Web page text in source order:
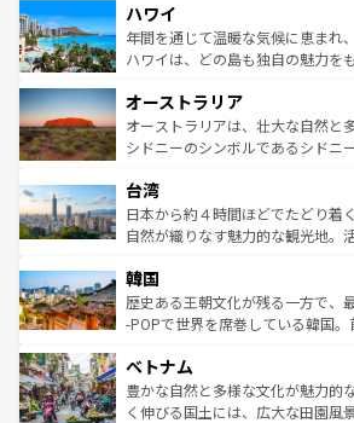
ば市内交通費無料で観光を楽しむことも
着のスイス情報はコンテンツ一覧
のような巨大都市は、観光、ショ
ンメントが詰まった刺激的なスポ
西部には大自然が広がり、グラン
部のニューオーリンズでは、音楽
文化が魅力。旅行者はアメリカの
しみながら、その多様性と豊かな
ならではの贅沢な旅のスタイルだ。 なお、新着のアメリカ
情報はコンテンツ一覧を参照して
ハワイ
年間を通じて温暖な気候に恵まれ
ハワイは、どの島も独自の魅力を
ワイ島は見逃せない。また、定番
島だが、静かな自然を求めるなら
おすすめ。エメラルドグリーンに
れるおもてなしの心で訪れる人々
人々、おいしいローカルフードや
ク、伝統的なフラダンスなど、す
ワイを、存分に味わってほしい。 なお、新着のハワイ情報
はコンテンツ一覧を参照してほし
オーストラリア
オーストラリアは、壮大な自然と
シドニーのシンボルであるシドニ
リアリーフや大陸中央部にそびえ
ク）、タスマニアの美しい原生林
ど、見どころがたくさん。また、
いる。アクティビティも充実して
ビング、ハイキングなど、アウト
い。オーストラリアの多彩な魅力
参照してほしい。
台湾
日本から約４時間ほどでたどり着
自然が織りなす魅力的な観光地。
ン）、静ひつな山岳地帯である台
と山間の静けさが共存しており、
驚きをもたらしてくれる。また、
容にもいいと評判のスイーツなど
が味わえる。 なお、新着の台湾
照してほしい。
韓国
歴史ある王朝文化が残る一方で、
-POPで世界を席巻している韓国
き、地方に足を延ばせば四季折々
できる。そして、キムチや焼肉、
まで、さまざまな韓国料理が待っ
ベトナム
豊かな自然と多様な文化が魅力的
く伸びる国土には、広大な田園風